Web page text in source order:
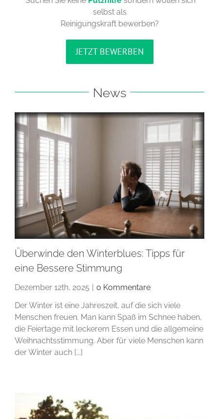
selbst als
Reinigungskraft bewerben?
JETZT BEWERBEN
News
Überwinde den Winterblues: Tipps für
eine Bessere Stimmung
Dezember 12th, 2025 | 0 Kommentare
Der Winter ist eine Jahreszeit, auf die sich viele
Menschen freuen. Man kann Spaß im Schnee haben,
die Feiertage mit leckerem Essen und die allgemeine
Weihnachtsstimmung. Aber für viele Menschen kann
der Winter auch [...]